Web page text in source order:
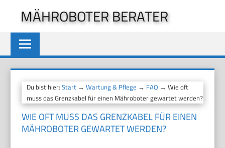
springen
MÄHROBOTER BERATER
Du bist hier:Start →Wartung & Pflege → FAQ → Wie oft
muss das Grenzkabel für einen Mähroboter gewartet werden?
WIE OFT MUSS DAS GRENZKABEL FÜR EINEN
MÄHROBOTER GEWARTET WERDEN?